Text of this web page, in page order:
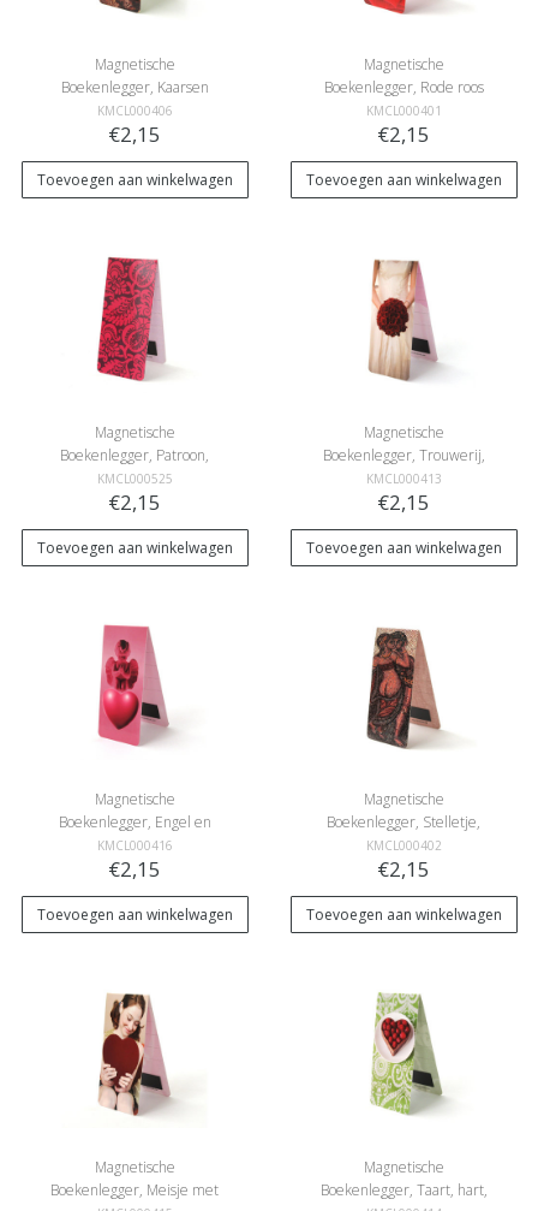
Magnetische
Boekenlegger, Kaarsen
KMCL000406
€2,15
Toevoegen aan winkelwagen
Magnetische
Boekenlegger, Rode roos
KMCL000401
€2,15
Toevoegen aan winkelwagen
Magnetische
Boekenlegger, Patroon,
bloemen roze
KMCL000525
€2,15
Toevoegen aan winkelwagen
Magnetische
Boekenlegger, Trouwerij,
roos
KMCL000413
€2,15
Toevoegen aan winkelwagen
Magnetische
Boekenlegger, Engel en
hartje
KMCL000416
€2,15
Toevoegen aan winkelwagen
Magnetische
Boekenlegger, Stelletje,
mozaïek
KMCL000402
€2,15
Toevoegen aan winkelwagen
Magnetische
Boekenlegger, Meisje met
Magnetische
Boekenlegger, Taart, hart,